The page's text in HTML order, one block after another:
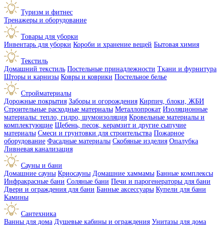
Туризм и фитнес
Тренажеры и оборудование
Товары для уборки
Инвентарь для уборки Короби и хранение вещей Бытовая химия
Текстиль
Домашний текстиль Постельные принадлежности Ткани и фурнитура
Шторы и карнизы Ковры и коврики Постельное белье
Стройматериалы
Дорожные покрытия Заборы и огорождения Кирпич, блоки, ЖБИ
Строительные расходные материалы Металлопрокат Изоляционные
материалы: тепло, гидро, шумоизоляция Кровельные материалы и
комплектующие Щебень, песок, керамзит и другие сыпучие
материалы Смеси и грунтовки для строительства Пожарное
оборудование Фасадные материалы Скобяные изделия Опалубка
Ливневая канализация
Сауны и бани
Домашние сауны Криосауны Домашние хаммамы Банные комплексы
Инфракрасные бани Соляные бани Печи и парогенераторы для бани
Двери и ограждения для бани Банные аксессуары Купели для бани
Камины
Сантехника
Ванны для дома Душевые кабины и ограждения Унитазы для дома